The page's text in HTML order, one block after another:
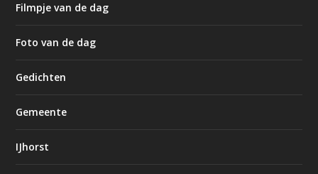
Filmpje van de dag
Foto van de dag
Gedichten
Gemeente
IJhorst